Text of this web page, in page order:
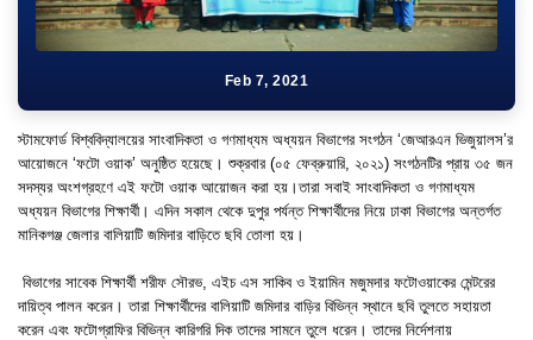
Feb 7, 2021
স্টামফোর্ড বিশ্ববিদ্যালয়ের সাংবাদিকতা ও গণমাধ্যম অধ্যয়ন বিভাগের সংগঠন ‘জেআরএন ভিজুয়ালস’র
আয়োজনে ‘ফটো ওয়াক’ অনুষ্ঠিত হয়েছে। শুক্রবার (০৫ ফেব্রুয়ারি, ২০২১) সংগঠনটির প্রায় ৩৫ জন
সদস্যর অংশগ্রহণে এই ফটো ওয়াক আয়োজন করা হয়।তারা সবাই সাংবাদিকতা ও গণমাধ্যম
অধ্যয়ন বিভাগের শিক্ষার্থী। এদিন সকাল থেকে দুপুর পর্যন্ত শিক্ষার্থীদের নিয়ে ঢাকা বিভাগের অন্তর্গত
মানিকগঞ্জ জেলার বালিয়াটি জমিদার বাড়িতে ছবি তোলা হয়।
বিভাগের সাবেক শিক্ষার্থী শরীফ সৌরভ, এইচ এস সাকিব ও ইয়ামিন মজুমদার ফটোওয়াকের মেন্টরের
দায়িত্ব পালন করেন। তারা শিক্ষার্থীদের বালিয়াটি জমিদার বাড়ির বিভিন্ন স্থানে ছবি তুলতে সহায়তা
করেন এবং ফটোগ্রাফির বিভিন্ন কারিগরি দিক তাদের সামনে তুলে ধরেন। তাদের নির্দেশনায়